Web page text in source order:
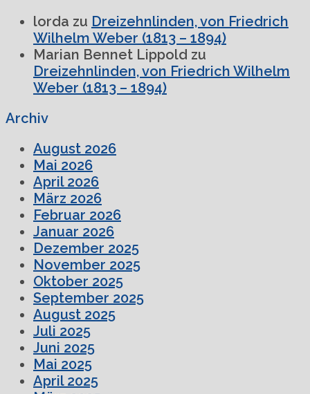
lorda zu Dreizehnlinden, von Friedrich
Wilhelm Weber (1813 – 1894)
Marian Bennet Lippold zu
Dreizehnlinden, von Friedrich Wilhelm
Weber (1813 – 1894)
Archiv
August 2026
Mai 2026
April 2026
März 2026
Februar 2026
Januar 2026
Dezember 2025
November 2025
Oktober 2025
September 2025
August 2025
Juli 2025
Juni 2025
Mai 2025
April 2025